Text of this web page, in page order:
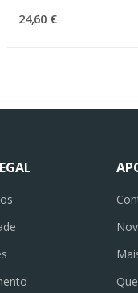
24,60 €